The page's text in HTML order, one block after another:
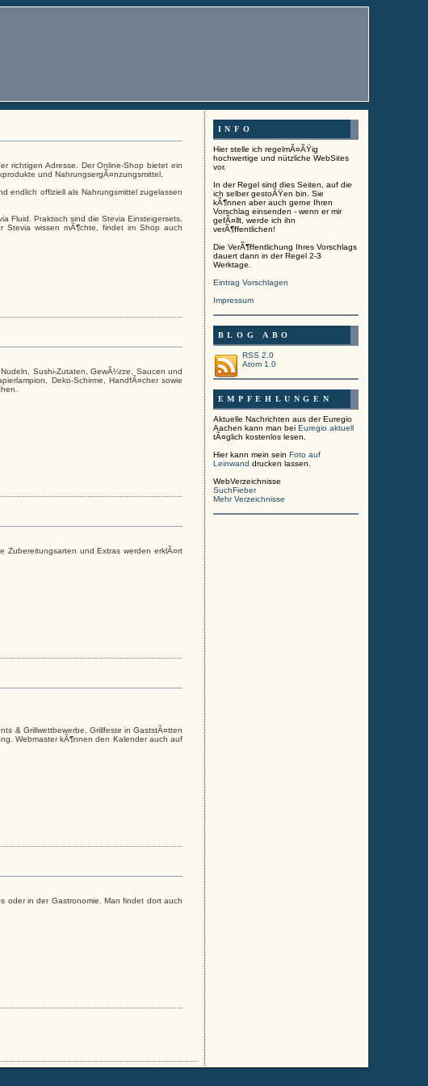
richtigen Adresse. Der Online-Shop bietet ein
und NahrungsergÃ¤nzungsmittel.
endlich offiziell als Nahrungsmittel zugelassen
Fluid. Praktisch sind die Stevia Einsteigersets.
Stevia wissen mÃ¶chte, findet im Shop auch
Sushi-Zutaten, GewÃ¼rze, Saucen und
Deko-Schirme, HandfÃ¤cher sowie
Zubereitungsarten und Extras werden erklÃ¤rt
& Grillwettbewerbe, Grillfeste in GaststÃ¤tten
Webmaster kÃ¶nnen den Kalender auch auf
oder in der Gastronomie. Man findet dort auch
INFO
Hier stelle ich regelmÃ¤ÃŸig
hochwertige und nützliche WebSites
vor.
In der Regel sind dies Seiten, auf die
ich selber gestoÃŸen bin. Sie
kÃ¶nnen aber auch gerne Ihren
Vorschlag einsenden - wenn er mir
gefÃ¤llt, werde ich ihn
verÃ¶ffentlichen!
Die VerÃ¶ffentlichung Ihres Vorschlags
dauert dann in der Regel 2-3
Werktage.
Eintrag Vorschlagen
Impressum
BLOG ABO
RSS 2.0
Atom 1.0
EMPFEHLUNGEN
Aktuelle Nachrichten aus der Euregio
Aachen kann man bei Euregio aktuell
tÃ¤glich kostenlos lesen.
Hier kann mein sein Foto auf
Leinwand drucken lassen.
WebVerzeichnisse
SuchFieber
Mehr Verzeichnisse